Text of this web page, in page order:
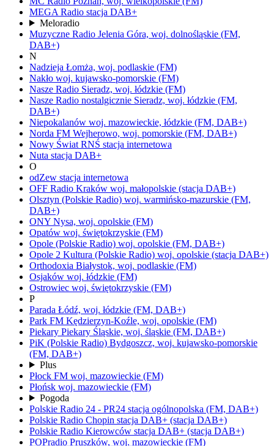
MEGA Radio stacja DAB+
Meloradio
Muzyczne Radio Jelenia Góra, woj. dolnośląskie (FM,
DAB+)
N
Nadzieja Łomża, woj. podlaskie (FM)
Nakło woj. kujawsko-pomorskie (FM)
Nasze Radio Sieradz, woj. łódzkie (FM)
Nasze Radio nostalgicznie Sieradz, woj. łódzkie (FM,
DAB+)
Niepokalanów woj. mazowieckie, łódzkie (FM, DAB+)
Norda FM Wejherowo, woj. pomorskie (FM, DAB+)
Nowy Świat RNŚ stacja internetowa
Nuta stacja DAB+
O
odZew stacja internetowa
OFF Radio Kraków woj. małopolskie (stacja DAB+)
Olsztyn (Polskie Radio) woj. warmińsko-mazurskie (FM,
DAB+)
ONY Nysa, woj. opolskie (FM)
Opatów woj. świętokrzyskie (FM)
Opole (Polskie Radio) woj. opolskie (FM, DAB+)
Opole 2 Kultura (Polskie Radio) woj. opolskie (stacja DAB+)
Orthodoxia Białystok, woj. podlaskie (FM)
Osjaków woj. łódzkie (FM)
Ostrowiec woj. świętokrzyskie (FM)
P
Parada Łódź, woj. łódzkie (FM, DAB+)
Park FM Kędzierzyn-Koźle, woj. opolskie (FM)
Piekary Piekary Śląskie, woj. śląskie (FM, DAB+)
PiK (Polskie Radio) Bydgoszcz, woj. kujawsko-pomorskie
(FM, DAB+)
Plus
Płock FM woj. mazowieckie (FM)
Płońsk woj. mazowieckie (FM)
Pogoda
Polskie Radio 24 - PR24 stacja ogólnopolska (FM, DAB+)
Polskie Radio Chopin stacja DAB+ (stacja DAB+)
Polskie Radio Kierowców stacja DAB+ (stacja DAB+)
POPradio Pruszków, woj. mazowieckie (FM)